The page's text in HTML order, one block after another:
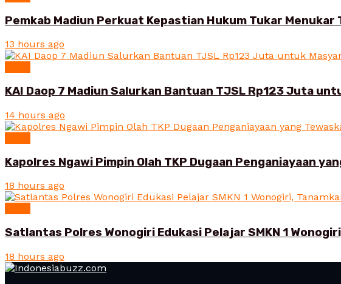
Pemkab Madiun Perkuat Kepastian Hukum Tukar Menukar
13 hours ago
KAI Daop 7 Madiun Salurkan Bantuan TJSL Rp123 Juta
14 hours ago
Kapolres Ngawi Pimpin Olah TKP Dugaan Penganiayaan
18 hours ago
Satlantas Polres Wonogiri Edukasi Pelajar SMKN 1
18 hours ago